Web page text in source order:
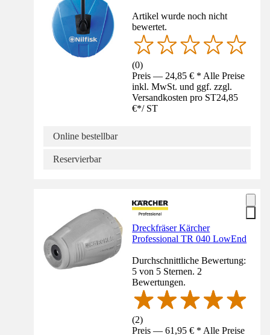
Artikel wurde noch nicht
bewertet.
(0)
Preis — 24,85 € * Alle Preise
inkl. MwSt. und ggf. zzgl.
Versandkosten pro ST24,85
€*/ ST
Online bestellbar
Reservierbar
Dreckfräser Kärcher
Professional TR 040 LowEnd
Durchschnittliche Bewertung:
5 von 5 Sternen. 2
Bewertungen.
(2)
Preis — 61,95 € * Alle Preise